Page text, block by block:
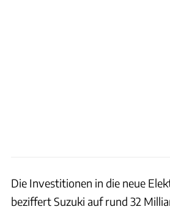
Die Investitionen in die neue
beziffert Suzuki auf rund 32